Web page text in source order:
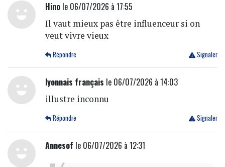
Hinole 06/07/2026 à 17:55
Il vaut mieux pas être influenceur si on
veut vivre vieux
Signaler
Répondre
lyonnais français le 06/07/2026 à 14:03
illustre inconnu
Signaler
Répondre
Annesof le 06/07/2026 à 12:31